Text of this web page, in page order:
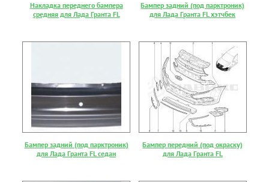
Накладка переднего бампера
средняя для Лада Гранта FL
Бампер задний (под парктроник)
для Лада Гранта FL хэтчбек
Бампер задний (под парктроник)
для Лада Гранта FL седан
Бампер передний (под окраску)
для Лада Гранта FL